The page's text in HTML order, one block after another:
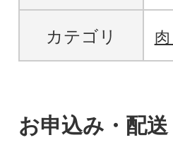
カテゴリ 肉
お申込み・配